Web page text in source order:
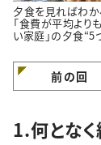
夕食を見ればわか
「食費が平均より
い家庭」の夕食“5
前の回
1.何とな